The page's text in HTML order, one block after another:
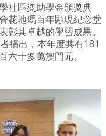
社區奬助學金頒獎典
花地瑪百年顯現紀念堂
其卓越的學習成果。
捐出，本年度共有181
六十多萬澳門元。